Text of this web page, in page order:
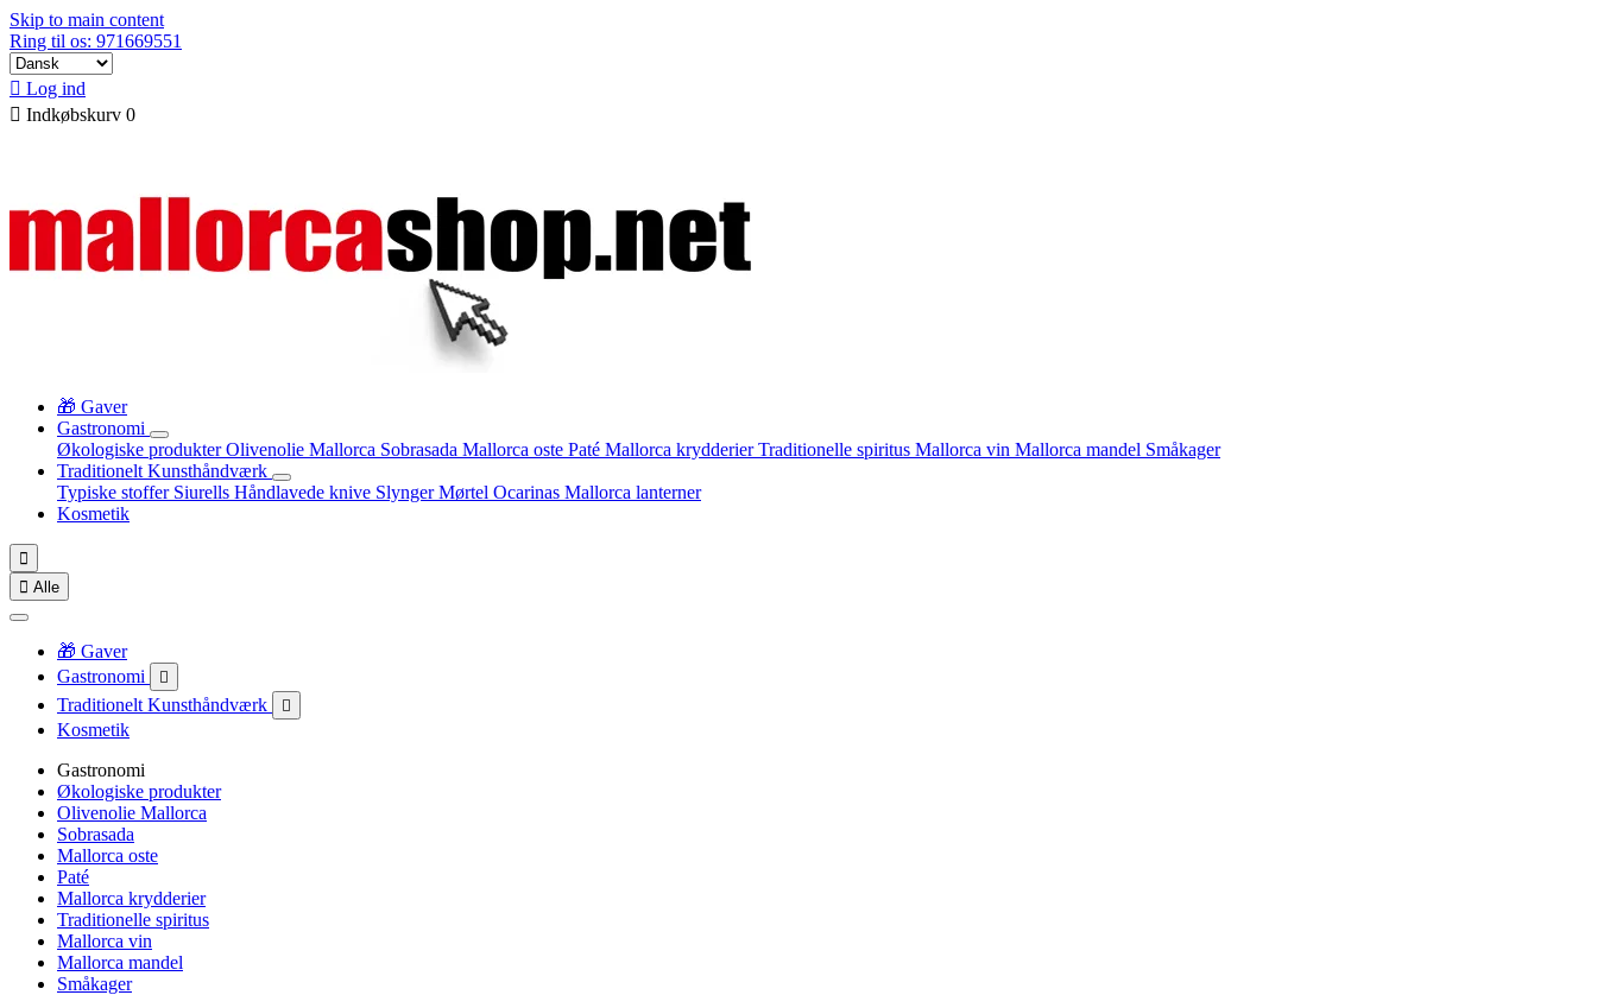
Skip to main content
Ring til os: 971669551
 Log ind
 Indkøbskurv 0
🎁 Gaver
Gastronomi
Økologiske produkterOlivenolie Mallorca Sobrasada Mallorca oste Paté Mallorca krydderierTraditionelle spiritus Mallorca vin Mallorca mandel Småkager
Traditionelt Kunsthåndværk
Typiske stoffer Siurells Håndlavede knive SlyngerMørtel Ocarinas Mallorca lanterner
Kosmetik

 Alle
🎁 Gaver
Gastronomi

Traditionelt Kunsthåndværk 
Kosmetik
Gastronomi
Økologiske produkter
Olivenolie Mallorca
Sobrasada
Mallorca oste
Paté
Mallorca krydderier
Traditionelle spiritus
Mallorca vin
Mallorca mandel
Småkager